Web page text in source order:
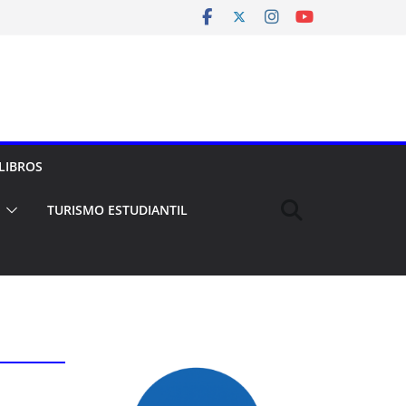
LIBROS
TURISMO ESTUDIANTIL